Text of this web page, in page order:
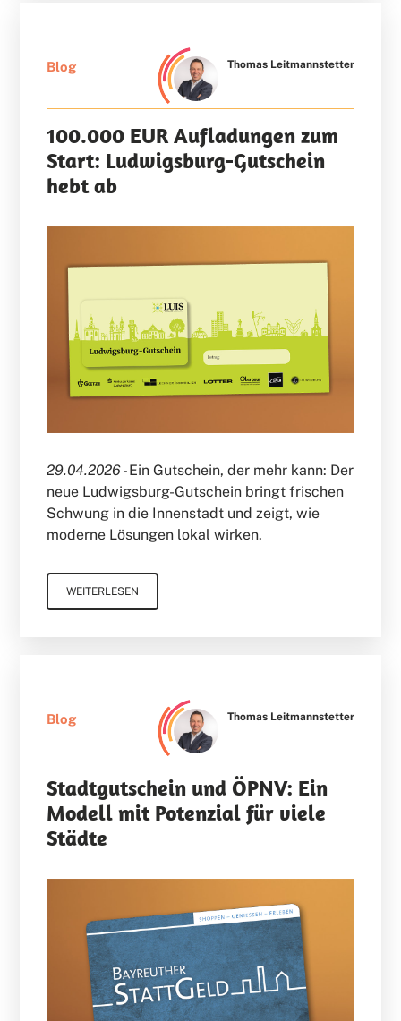
Blog Thomas Leitmannstetter
100.000 EUR Aufladungen zum
Start: Ludwigsburg-Gutschein
hebt ab
29.04.2026 -Ein Gutschein, der mehr kann: Der
neue Ludwigsburg-Gutschein bringt frischen
Schwung in die Innenstadt und zeigt, wie
moderne Lösungen lokal wirken.
WEITERLESEN
Blog Thomas Leitmannstetter
Stadtgutschein und ÖPNV: Ein
Modell mit Potenzial für viele
Städte